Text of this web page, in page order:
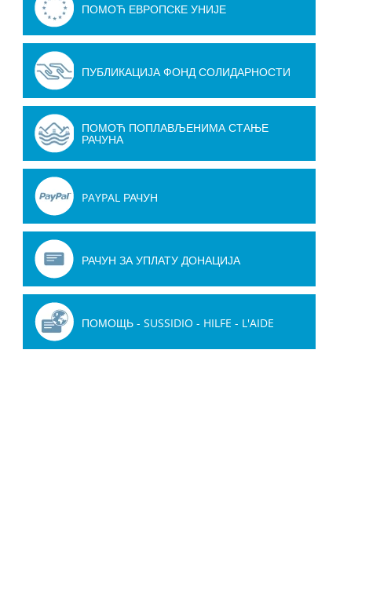
ПОМОЋ ЕВРОПСКЕ УНИЈЕ
ПУБЛИКАЦИЈА ФОНД СОЛИДАРНОСТИ
ПОМОЋ ПОПЛАВЉЕНИМА СТАЊЕ
РАЧУНА
PAYPAL РАЧУН
РАЧУН ЗА УПЛАТУ ДОНАЦИЈА
ПОМОЩЬ - SUSSIDIO - HILFE - L'AIDE